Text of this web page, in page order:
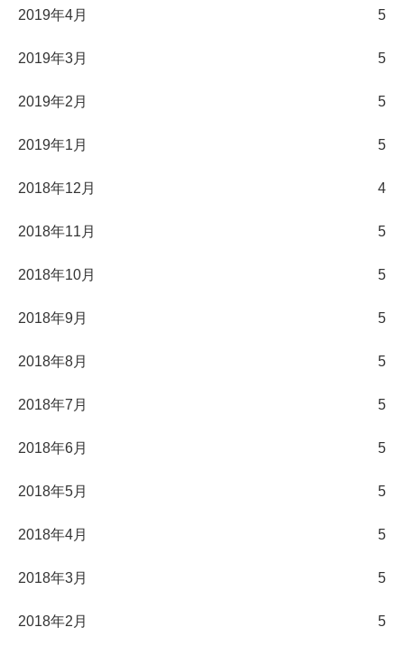
2019年4月 5
2019年3月 5
2019年2月 5
2019年1月 5
2018年12月 4
2018年11月 5
2018年10月 5
2018年9月 5
2018年8月 5
2018年7月 5
2018年6月 5
2018年5月 5
2018年4月 5
2018年3月 5
2018年2月 5